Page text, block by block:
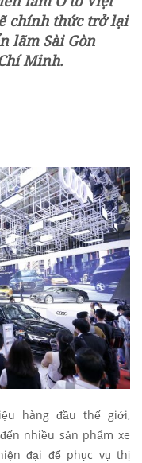
chính thức trở lại
lãm Sài Gòn
Minh.
hàng đầu thế giới,
nhiều sản phẩm xe
đại để phục vụ thị